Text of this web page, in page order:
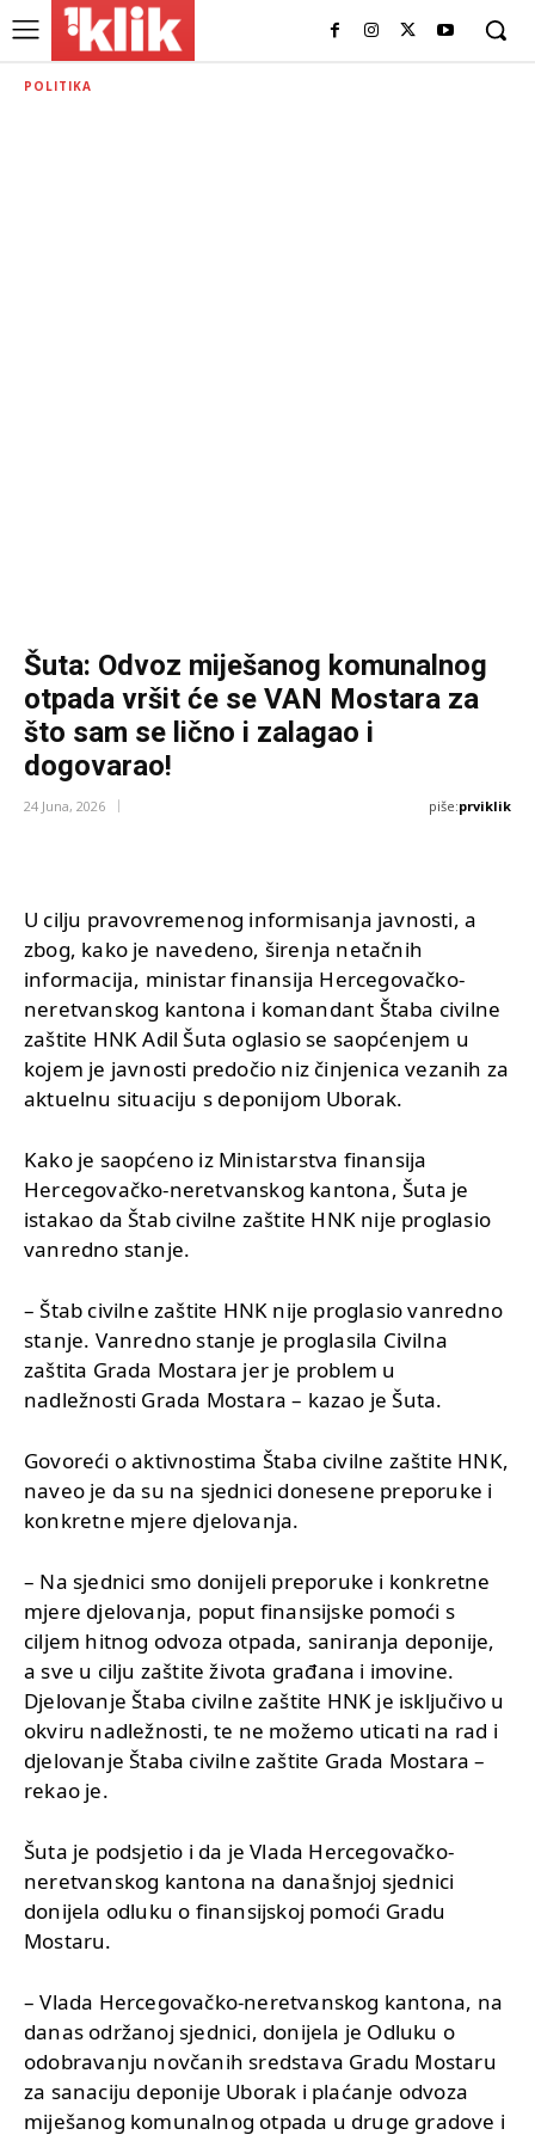
POLITIKA
Šuta: Odvoz miješanog komunalnog
otpada vršit će se VAN Mostara za
što sam se lično i zalagao i
dogovarao!
24 Juna, 2026 piše:prviklik
U cilju pravovremenog informisanja javnosti, a
zbog, kako je navedeno, širenja netačnih
informacija, ministar finansija Hercegovačko-
neretvanskog kantona i komandant Štaba civilne
zaštite HNK Adil Šuta oglasio se saopćenjem u
kojem je javnosti predočio niz činjenica vezanih za
aktuelnu situaciju s deponijom Uborak.
Kako je saopćeno iz Ministarstva finansija
Hercegovačko-neretvanskog kantona, Šuta je
istakao da Štab civilne zaštite HNK nije proglasio
vanredno stanje.
– Štab civilne zaštite HNK nije proglasio vanredno
stanje. Vanredno stanje je proglasila Civilna
zaštita Grada Mostara jer je problem u
nadležnosti Grada Mostara – kazao je Šuta.
Govoreći o aktivnostima Štaba civilne zaštite HNK,
naveo je da su na sjednici donesene preporuke i
konkretne mjere djelovanja.
– Na sjednici smo donijeli preporuke i konkretne
mjere djelovanja, poput finansijske pomoći s
ciljem hitnog odvoza otpada, saniranja deponije,
a sve u cilju zaštite života građana i imovine.
Djelovanje Štaba civilne zaštite HNK je isključivo u
okviru nadležnosti, te ne možemo uticati na rad i
djelovanje Štaba civilne zaštite Grada Mostara –
rekao je.
Šuta je podsjetio i da je Vlada Hercegovačko-
neretvanskog kantona na današnjoj sjednici
donijela odluku o finansijskoj pomoći Gradu
Mostaru.
– Vlada Hercegovačko-neretvanskog kantona, na
danas održanoj sjednici, donijela je Odluku o
odobravanju novčanih sredstava Gradu Mostaru
za sanaciju deponije Uborak i plaćanje odvoza
miješanog komunalnog otpada u druge gradove i